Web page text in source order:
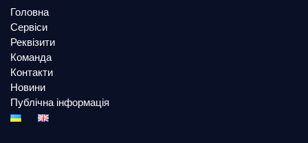
Головна
Сервіси
Реквізити
Команда
Контакти
Новини
Публічна інформація